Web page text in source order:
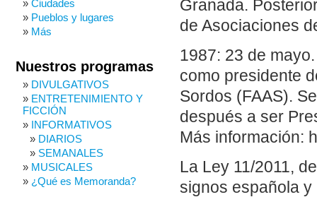
Granada.
de Asociaciones
1987: 23 de
como presidente
Sordos (FAAS).
después a ser
Más información:
La Ley 11/2011,
signos española
Ciudades
Pueblos y lugares
Más
Nuestros programas
DIVULGATIVOS
ENTRETENIMIENTO Y
FICCIÓN
INFORMATIVOS
DIARIOS
SEMANALES
MUSICALES
¿Qué es Memoranda?